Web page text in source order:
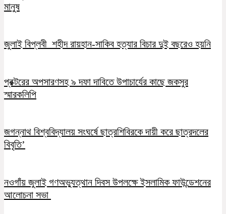
মানুষ
জুলাই বিপ্লবী শহীদ রায়হান-সাকিব হত্যার বিচার দুই বছরেও হয়নি
প্রক্টরের অপসারণসহ ৯ দফা দাবিতে উপাচার্যের কাছে জকসুর
স্মারকলিপি
জগন্নাথ বিশ্ববিদ্যালয় সংঘর্ষে ছাত্রশিবিরকে দায়ী করে ছাত্রদলের
বিবৃতি’
নওগাঁয় জুলাই গণঅভ্যুত্থান দিবস উপলক্ষে ইসলামিক ফাউন্ডেশনের
আলোচনা সভা